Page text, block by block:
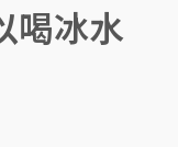
喝冰水